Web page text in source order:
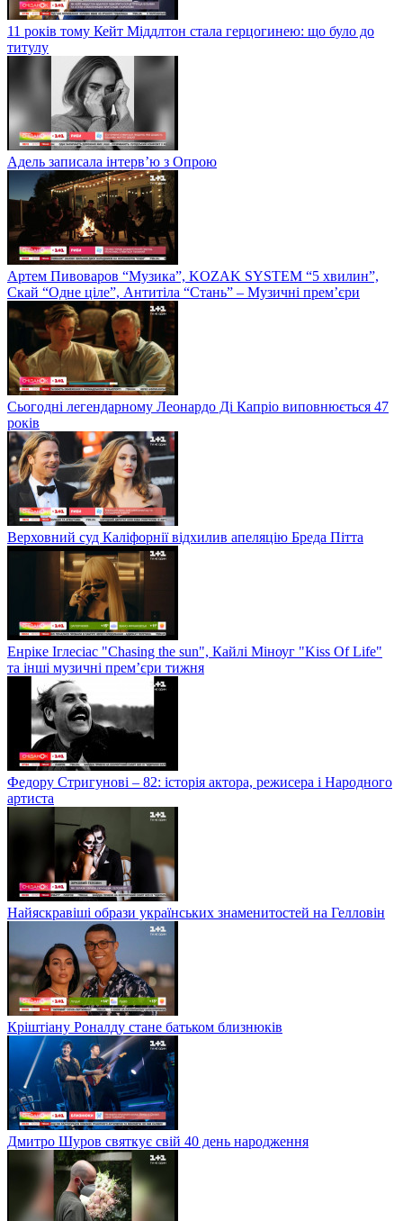
11 років тому Кейт Міддлтон стала герцогинею: що було до
титулу
Адель записала інтерв’ю з Опрою
Артем Пивоваров “Музика”, KOZAK SYSTEM “5 хвилин”,
Скай “Одне ціле”, Антитіла “Стань” – Музичні прем’єри
Сьогодні легендарному Леонардо Ді Капріо виповнюється 47
років
Верховний суд Каліфорнії відхилив апеляцію Бреда Пітта
Енріке Іглесіас "Chasing the sun", Кайлі Міноуг "Kiss Of Life"
та інші музичні прем’єри тижня
Федору Стригунові – 82: історія актора, режисера і Народного
артиста
Найяскравіші образи українських знаменитостей на Гелловін
Кріштіану Роналду стане батьком близнюків
Дмитро Шуров святкує свій 40 день народження